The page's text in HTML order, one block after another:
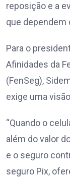
reposição e a
que dependem
Para o
Afinidades da
(FenSeg),
exige uma
“Quando o
além do valor
e o seguro
seguro Pix,